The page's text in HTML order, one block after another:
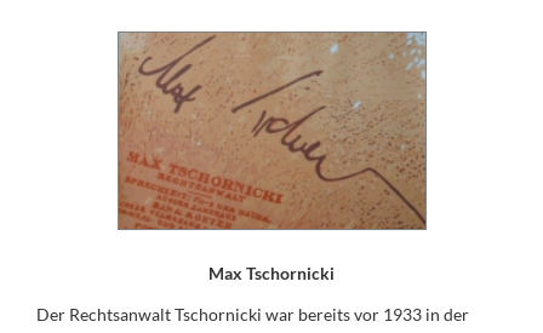
Max Tschornicki
Der Rechtsanwalt Tschornicki war bereits vor 1933 in der